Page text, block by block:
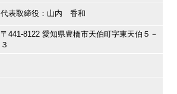
代表取締役：山内 香和
〒441-8122 愛知県豊橋市天伯町字東天伯５－
３